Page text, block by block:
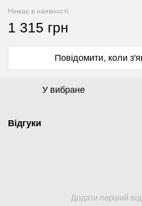
Немає в наявності
1 315 грн
Повідомити, коли
У вибране
Відгуки
Додати перший